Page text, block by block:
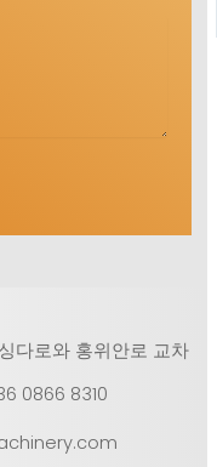
다로와 홍위안로 교차
0866 8310